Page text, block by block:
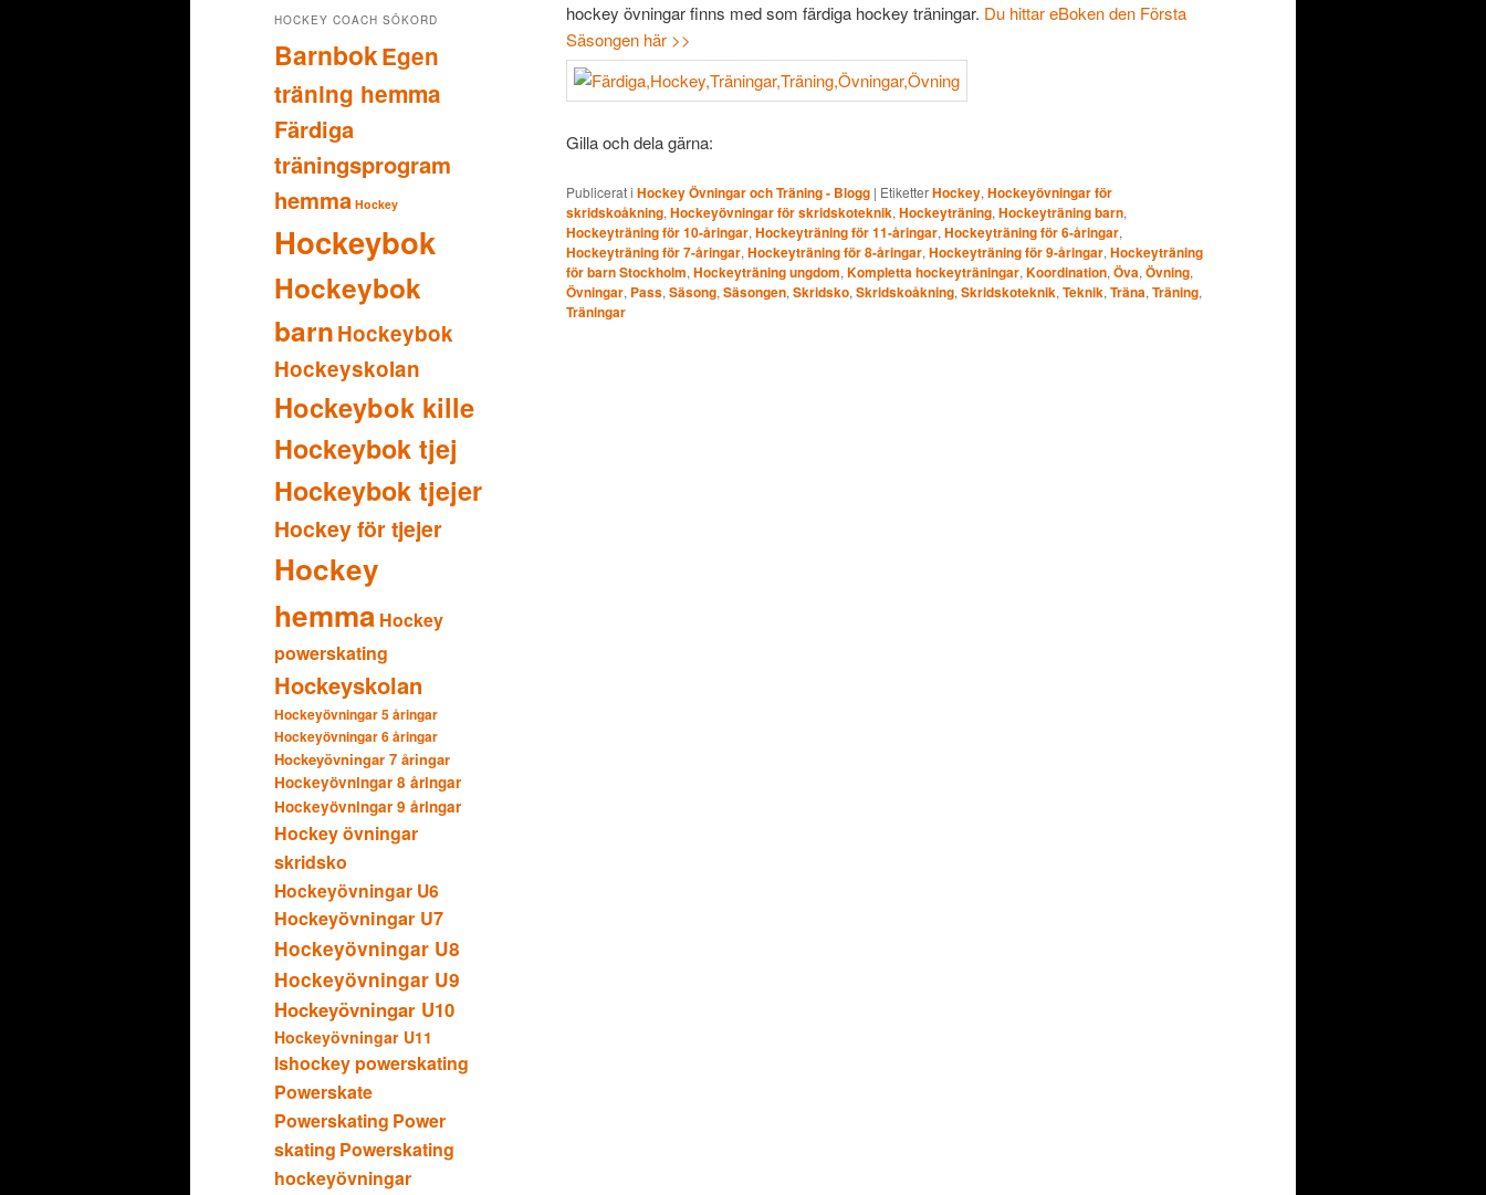
hockey övningar finns med som färdiga hockey träningar. Du hittar eBoken den Första
Säsongen här >>
Gilla och dela gärna:
Publicerat i Hockey Övningar och Träning - Blogg | EtiketterHockey, Hockeyövningar för
skridskoåkning, Hockeyövningar för skridskoteknik, Hockeyträning, Hockeyträning barn,
Hockeyträning för 10-åringar, Hockeyträning för 11-åringar, Hockeyträning för 6-åringar,
Hockeyträning för 7-åringar, Hockeyträning för 8-åringar, Hockeyträning för 9-åringar, Hockeyträning
för barn Stockholm, Hockeyträning ungdom, Kompletta hockeyträningar, Koordination, Öva, Övning,
Övningar, Pass, Säsong, Säsongen, Skridsko, Skridskoåkning, Skridskoteknik, Teknik, Träna, Träning,
Träningar
HOCKEY COACH SÖKORD
BarnbokEgen
träning hemma
Färdiga
träningsprogram
hemma Hockey
Hockeybok
Hockeybok
barnHockeybok
Hockeyskolan
Hockeybok kille
Hockeybok tjej
Hockeybok tjejer
Hockey för tjejer
Hockey
hemma Hockey
powerskating
Hockeyskolan
Hockeyövningar 5 åringar
Hockeyövningar 6 åringar
Hockeyövningar 7 åringar
Hockeyövningar 8 åringar
Hockeyövningar 9 åringar
Hockey övningar
skridsko
Hockeyövningar U6
Hockeyövningar U7
Hockeyövningar U8
Hockeyövningar U9
Hockeyövningar U10
Hockeyövningar U11
Ishockey powerskating
Powerskate
Powerskating Power
skating Powerskating
hockeyövningar